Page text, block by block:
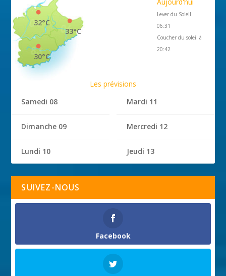
33°C
32°C
30°C
Lever du Soleil
06:31
Coucher du soleil à
20:42
Les prévisions
Samedi 08
Dimanche 09
Lundi 10
Mardi 11
Mercredi 12
Jeudi 13
SUIVEZ-NOUS
Facebook